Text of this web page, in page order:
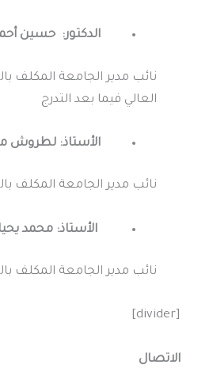
الدكتور: حسين
نائب مدير الجامعة المكلف
العالي فيما بعد التدرج
الأستاذ: لطروش
نائب مدير الجامعة المكلف
الأستاذ: محمد
نائب مدير الجامعة المكلف
[divider]
الاتصال